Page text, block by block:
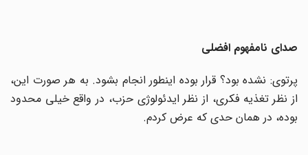
صدای نامفهوم افضلی
پرتوی: نشده بود؟ قرار بوده اینطور انجام بشود. به هر صورت این،
از نظر تغذیه فکری، از نظر ایدئولوژی حزب، در واقع خیلی محدود
بوده، در همان حدی که عرض کردم.